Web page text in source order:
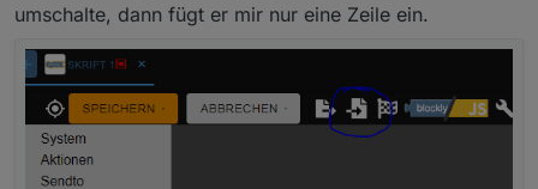
umschalte, dann fügt er mir nur eine Zeile ein.